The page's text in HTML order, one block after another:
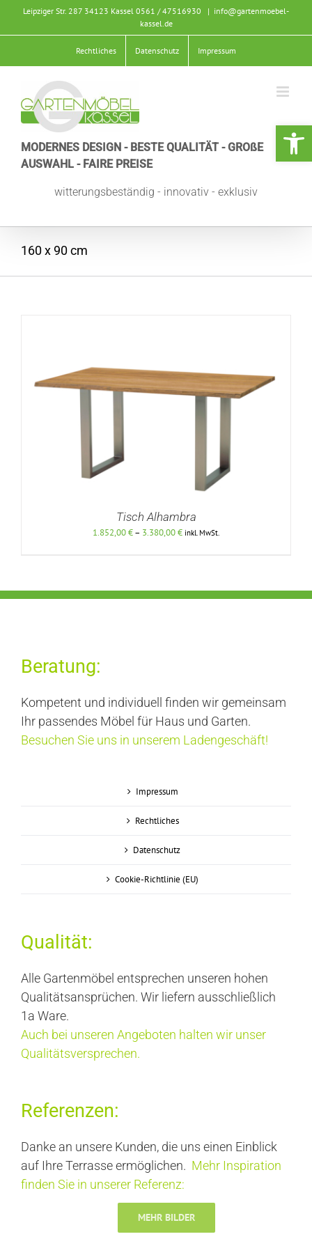
springen
Leipziger Str. 287 34123 Kassel 0561 / 47516930 | info@gartenmoebel-
kassel.de
Rechtliches Datenschutz Impressum
MODERNES DESIGN - BESTE QUALITÄT - GROßE
AUSWAHL - FAIRE PREISE
witterungsbeständig - innovativ - exklusiv
160 x 90 cm
Tisch Alhambra
1.852,00€– 3.380,00€Preisspanne:
inkl. MwSt.
Beratung:
Kompetent und individuell finden wir gemeinsam
Ihr passendes Möbel für Haus und Garten.
Besuchen Sie uns in unserem Ladengeschäft!
Impressum
Rechtliches
Datenschutz
Cookie-Richtlinie (EU)
Qualität:
Alle Gartenmöbel entsprechen unseren hohen
Qualitätsansprüchen. Wir liefern ausschließlich
1a Ware.
Auch bei unseren Angeboten halten wir unser
Qualitätsversprechen.
Referenzen:
Danke an unsere Kunden, die uns einen Einblick
auf Ihre Terrasse ermöglichen. Mehr Inspiration
finden Sie in unserer Referenz:
MEHR BILDER